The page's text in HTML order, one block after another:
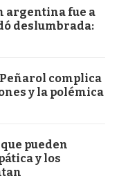
argentina fue a
deslumbrada:
complica
y la polémica
pueden
y los